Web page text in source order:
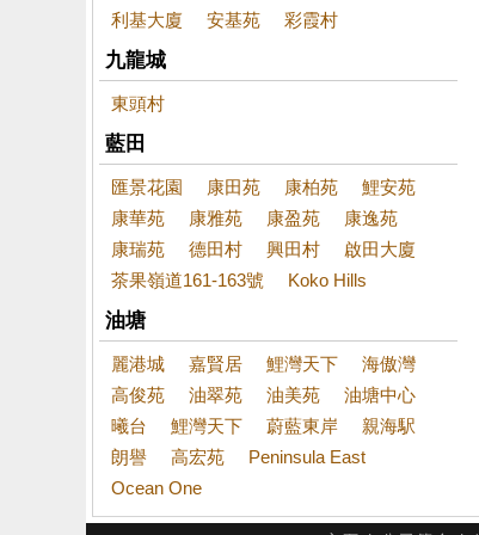
利基大廈
安基苑 彩霞村
九龍城
東頭村
藍田
匯景花園 康田苑 康柏苑
鯉安苑
康華苑
康雅苑 康盈苑
康逸苑
康瑞苑
德田村 興田村
啟田大廈
茶果嶺道161-163號
Koko Hills
油塘
麗港城 嘉賢居 鯉灣天下
海傲灣
高俊苑
油翠苑 油美苑
油塘中心
曦台
鯉灣天下 蔚藍東岸
親海駅
朗譽
高宏苑
Peninsula East
Ocean One